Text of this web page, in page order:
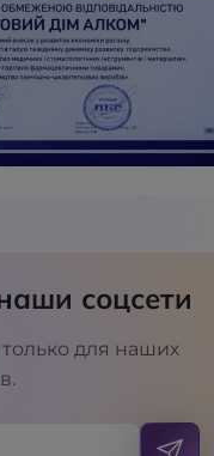
соцсети
для наших